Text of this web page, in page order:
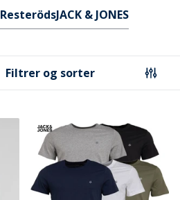
ResterödsJACK & JONES
Filtrer og sorter